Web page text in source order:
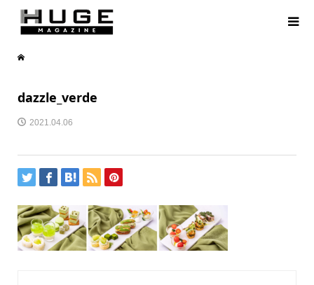
dazzle_verde
2021.04.06